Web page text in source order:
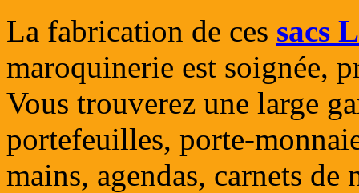
La fabrication de ces sacs
maroquinerie est soignée,
Vous trouverez une large
portefeuilles, porte-
mains, agendas, carnets de